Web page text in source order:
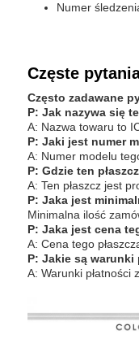
Numer
Częste
Często zadawane
P: Jak nazywa się
A: Nazwa towaru to
P: Jaki jest numer
A: Numer modelu
P: Gdzie ten
A: Ten płaszcz jest
P: Jaka jest
Minimalna ilość
P: Jaka jest cena
A: Cena tego
P: Jakie są warunki
A: Warunki płatności